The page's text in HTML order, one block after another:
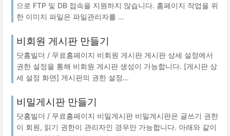
으로 FTP 및 DB 접속을 지원하지 않습니다. 홈페이지 작업을 위
한 이미지 파일은 파일관리자를 ...
비회원 게시판 만들기
닷홈빌더 / 무료홈페이지 비회원 게시판 게시판 상세 설정에서
권한 설정을 통해 비회원 게시판 생성이 가능합니다. [게시판 상
세 설정 화면] 게시판의 권한 설정...
비밀게시판 만들기
닷홈빌더 / 무료홈페이지 비밀게시판 비밀게시판은 글쓰기 권한
이 회원, 읽기 권한이 관리자인 경우만 가능합니다. 아래와 같이